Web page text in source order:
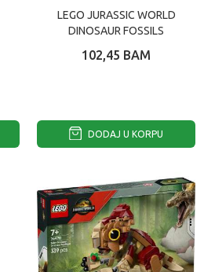
LEGO JURASSIC WORLD
DINOSAUR FOSSILS
102,45 BAM
DODAJ U KORPU